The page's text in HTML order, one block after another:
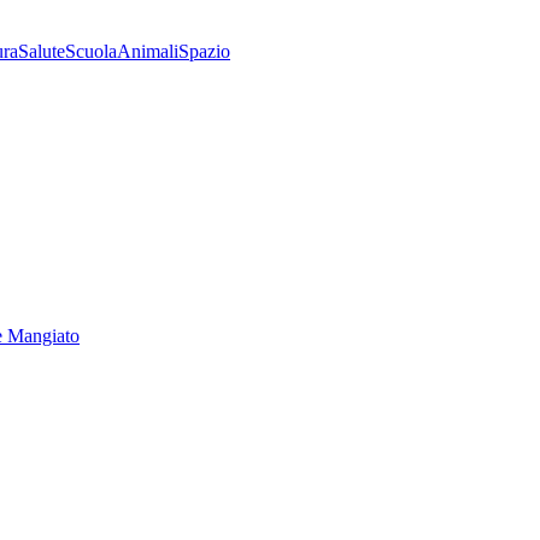
SaluteScuolaAnimaliSpazio
Mangiato